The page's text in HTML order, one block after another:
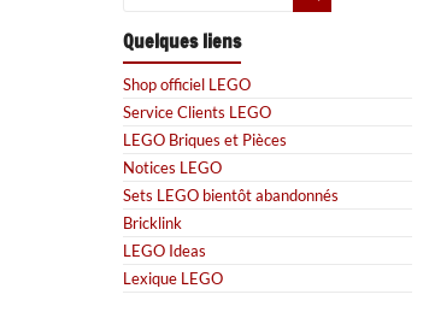
Quelques liens
Shop officiel LEGO
Service Clients LEGO
LEGO Briques et Pièces
Notices LEGO
Sets LEGO bientôt abandonnés
Bricklink
LEGO Ideas
Lexique LEGO